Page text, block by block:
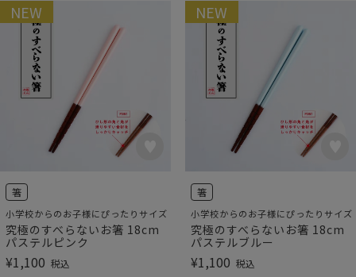
NEW
箸
小学校からのお子様にぴったりサイズ
究極のすべらないお箸 18cm
パステルピンク
¥1,100 税込
NEW
箸
小学校からのお子様にぴったりサイズ
究極のすべらないお箸 18cm
パステルブルー
¥1,100 税込